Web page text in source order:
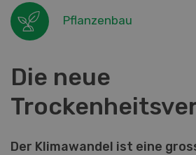
Pflanzenbau
Die neue
Der Klimawandel ist eine